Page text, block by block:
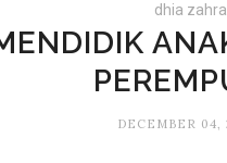
dhia zahra
DECEMBER 04,